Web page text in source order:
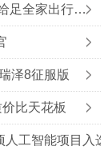
10万级家用SUV安全标杆，第五代瑞虎8给足全家出行底气
泽8征服版
比天花板